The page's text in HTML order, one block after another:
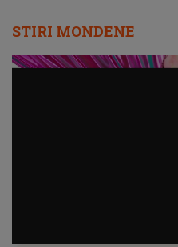
STIRI MONDENE